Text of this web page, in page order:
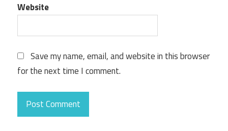
Website
Save my name, email, and website in this browser
for the next time I comment.